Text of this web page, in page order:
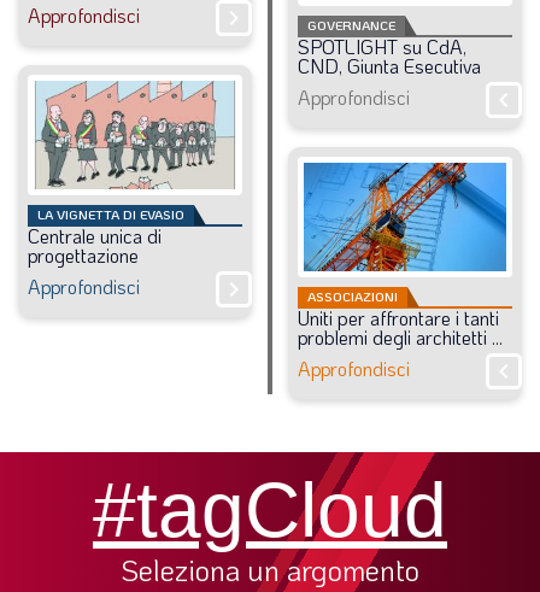
Approfondisci
chevron_right GOVERNANCE
SPOTLIGHTsuCdA,
CND, Giunta Esecutiva
Approfondisci
chevron_right
LA VIGNETTA DI EVASIO
Centraleunicadi
progettazione
Approfondisci
chevron_right ASSOCIAZIONI
Unitiperaffrontareitanti
problemi degli architetti ...
Approfondisci
chevron_right
#tagCloud
Seleziona un argomento